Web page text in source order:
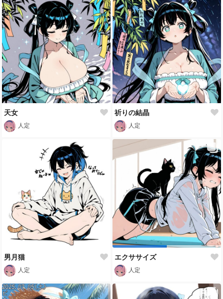
天女
人定
祈りの結晶
人定
男月猫
人定
エクササイズ
人定